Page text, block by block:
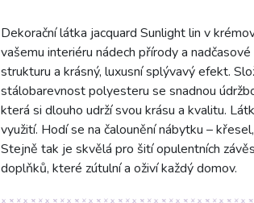
Dekorační látka jacquard Sunlight lin v
vašemu interiéru nádech přírody a
strukturu a krásný, luxusní splývavý efekt.
stálobarevnost polyesteru se snadnou
která si dlouho udrží svou krásu a kvalitu.
využití. Hodí se na čalounění nábytku –
Stejně tak je skvělá pro šití opulentních
doplňků, které zútulní a oživí každý domov.